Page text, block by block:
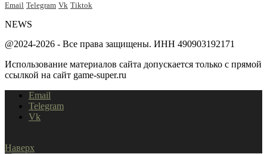
Email Telegram Vk Tiktok
NEWS
@2024-2026 - Все права защищены. ИНН 490903192171
Использование материалов сайта допускается только с прямой
ссылкой на сайт game-super.ru
Email
Telegram
Vk
Наверх